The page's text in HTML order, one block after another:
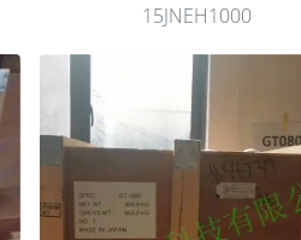
15JNEH1000